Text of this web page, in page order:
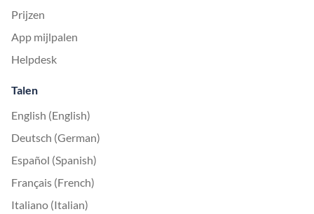
Prijzen
App mijlpalen
Helpdesk
Talen
English (English)
Deutsch (German)
Español (Spanish)
Français (French)
Italiano (Italian)